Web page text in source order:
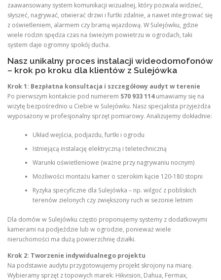
zaawansowany system komunikacji wizualnej, który pozwala widzieć,
słyszeć, nagrywać, otwierać drzwi i furtki zdalnie, a nawet integrować się
z oświetleniem, alarmem czy bramą wjazdową. W Sulejówku, gdzie
wiele rodzin spędza czas na świeżym powietrzu w ogrodach, taki
system daje ogromny spokój ducha.
Nasz unikalny proces instalacji wideodomofonów
– krok po kroku dla klientów z Sulejówka
Krok 1: Bezpłatna konsultacja i szczegółowy audyt w terenie
Po pierwszym kontakcie pod numerem 570 933 114umawiamy się na
wizytę bezpośrednio u Ciebie w Sulejówku. Nasz specjalista przyjeżdża
wyposażony w profesjonalny sprzęt pomiarowy. Analizujemy dokładnie:
Układ wejścia, podjazdu, furtki i ogrodu
Istniejącą instalację elektryczną i teletechniczną
Warunki oświetleniowe (ważne przy nagrywaniu nocnym)
Możliwości montażu kamer o szerokim kącie 120-180 stopni
Ryzyka specyficzne dla Sulejówka – np. wilgoć z pobliskich
terenów zielonych czy zwiększony ruch w sezonie letnim
Dla domów w Sulejówku często proponujemy systemy z dodatkowymi
kamerami na podjeździe lub w ogrodzie, ponieważ wiele
nieruchomości ma dużą powierzchnię działki.
Krok 2: Tworzenie indywidualnego projektu
Na podstawie audytu przygotowujemy projekt skrojony na miarę.
Wybieramy sprzęt z topowych marek: Hikvision, Dahua, Fermax,